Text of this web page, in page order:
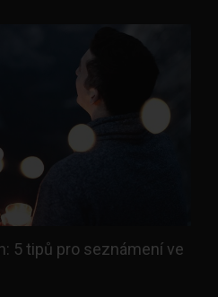
5 tipů pro seznámení ve